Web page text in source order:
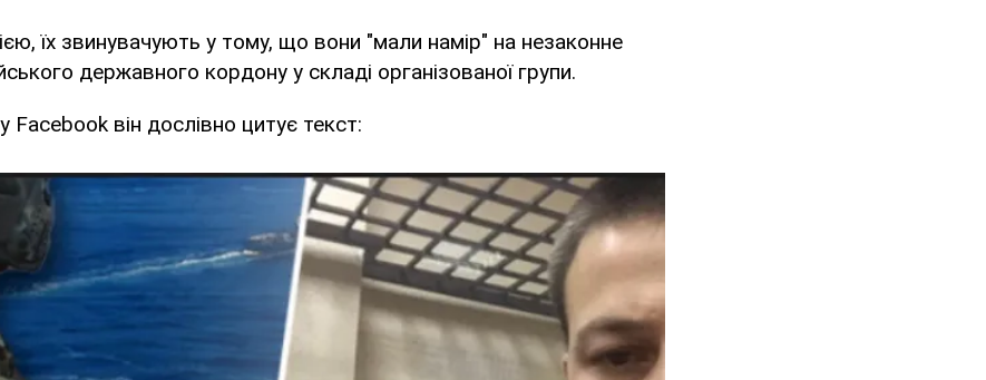
їх звинувачують у тому, що вони "мали намір" на незаконне
державного кордону у складі організованої групи.
Facebook він дослівно цитує текст: